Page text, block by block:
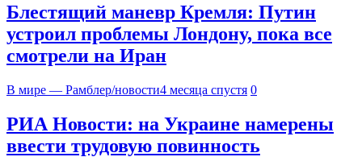
Блестящий маневр Кремля: Путин
устроил проблемы Лондону, пока все
смотрели на Иран
В мире — Рамблер/новости4 месяца спустя 0
РИА Новости: на Украине намерены
ввести трудовую повинность